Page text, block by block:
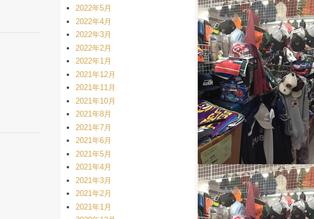
2022年5月
2022年4月
2022年3月
2022年2月
2022年1月
2021年12月
2021年11月
2021年10月
2021年8月
2021年7月
2021年6月
2021年5月
2021年4月
2021年3月
2021年2月
2021年1月